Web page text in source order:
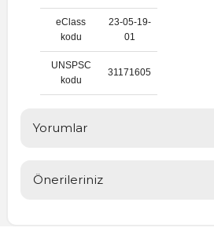
eClass
kodu
23-05-19-
01
UNSPSC
kodu
31171605
Yorumlar
Önerileriniz